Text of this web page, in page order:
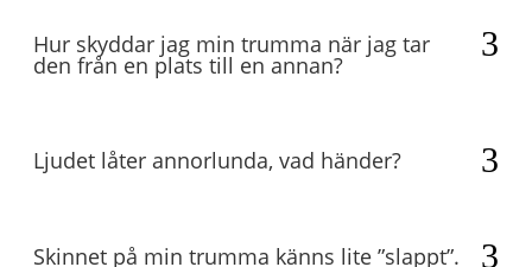
Hur skyddar jag min trumma när jag tar
den från en plats till en annan?
Ljudet låter annorlunda, vad händer?
Skinnet på min trumma känns lite ”slappt”.